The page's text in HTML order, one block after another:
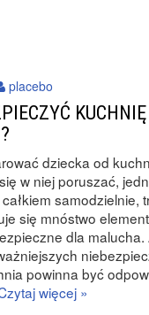
dziecka od
w niej poruszać,
samodzielnie,
się mnóstwo
dla
powinna być
więcej »
placebo